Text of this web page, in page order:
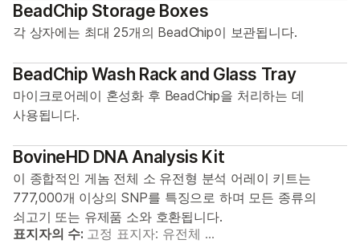
BeadChip Storage Boxes
각 상자에는 최대 25개의 BeadChip이 보관됩니다.
BeadChip Wash Rack and Glass Tray
마이크로어레이 혼성화 후 BeadChip을 처리하는 데
사용됩니다.
BovineHD DNA Analysis Kit
이 종합적인 게놈 전체 소 유전형 분석 어레이 키트는
777,000개 이상의 SNP를 특징으로 하며 모든 종류의
쇠고기 또는 유제품 소와 호환됩니다.
표지자의 수: 고정 표지자: 유전체 …